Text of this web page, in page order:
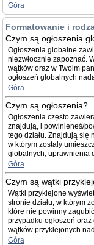
Góra
Formatowanie i
Czym są ogłoszenia
Ogłoszenia globalne
niezwłocznie zapoznać.
wątków oraz w Twoim
ogłoszeń globalnych
Góra
Czym są ogłoszenia?
Ogłoszenia często
znajdują, i powinieneś/
tego działu. Znajdują się
w którym zostały
globalnych, uprawnienia
Góra
Czym są wątki
Wątki przyklejone
stronie działu, w którym
które nie powinny
przypadku ogłoszeń
wątków przyklejonych
Góra